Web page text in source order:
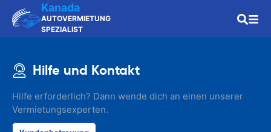
Kanada
AUTOVERMIETUNG
SPEZIALIST
Hilfe und Kontakt
Hilfe erforderlich? Dann wende dich an einen unserer
Vermietungsexperten.